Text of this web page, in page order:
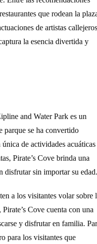
que rodean la
de artistas
la esencia divertida y
and Water Park es un
parque se ha convertido
de actividades
Pirate’s Cove brinda una
disfrutar sin importar su edad.
a los visitantes volar sobre
Cove cuenta con una
y disfrutar en familia.
para los visitantes que